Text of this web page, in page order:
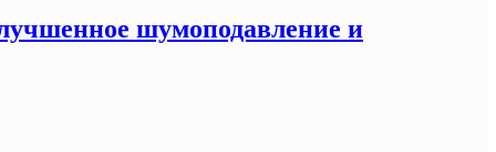
шумоподавление и